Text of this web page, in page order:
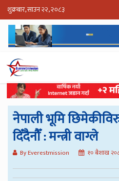
शुक्रबार, साउन २२, २०८३
नेपाली भूमि
दिँदैनौँ : मन्त्री वाग्ले
By Everestmission १० बैशाख